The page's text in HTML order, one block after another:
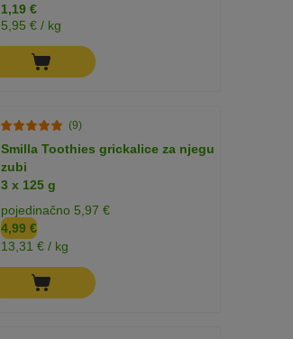
1,19 €
5,95 € / kg
(9)
Smilla Toothies grickalice za njegu
zubi
3 x 125 g
pojedinačno 5,97 €
4,99 €
13,31 € / kg